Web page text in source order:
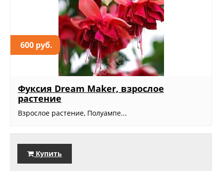
600 руб.
Фуксия Dream Maker, взрослое
растение
Взрослое растение, Полуампе...
Купить